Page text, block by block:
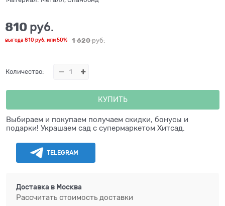
1 620 руб.
810 руб.
выгода 810 руб. или50%
Количество:
КУПИТЬ
Выбираем и покупаем получаем скидки, бонусы и
подарки! Украшаем сад с супермаркетом Хитсад.
TELEGRAM
Доставка в Москва
Рассчитать стоимость доставки